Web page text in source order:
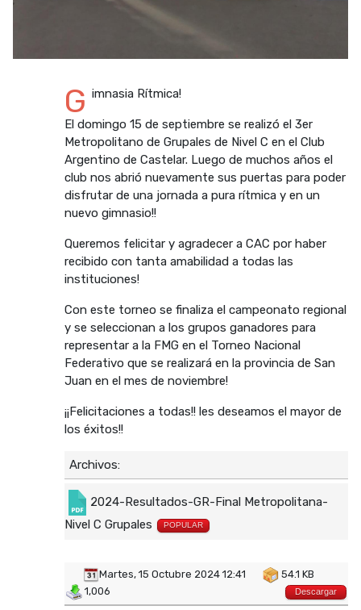
G imnasia Rítmica!
El domingo 15 de septiembre se realizó el 3er
Metropolitano de Grupales de Nivel C en el Club
Argentino de Castelar. Luego de muchos años el
club nos abrió nuevamente sus puertas para poder
disfrutar de una jornada a pura rítmica y en un
nuevo gimnasio!!
Queremos felicitar y agradecer a CAC por haber
recibido con tanta amabilidad a todas las
instituciones!
Con este torneo se finaliza el campeonato regional
y se seleccionan a los grupos ganadores para
representar a la FMG en el Torneo Nacional
Federativo que se realizará en la provincia de San
Juan en el mes de noviembre!
¡¡Felicitaciones a todas!! les deseamos el mayor de
los éxitos!!
Archivos:
2024-Resultados-GR-Final Metropolitana-
Nivel C Grupales
POPULAR
Martes, 15 Octubre 2024 12:41
54.1 KB
1,006
Descargar